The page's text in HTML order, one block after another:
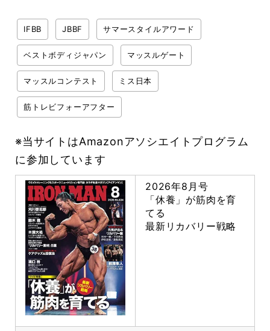
IFBB JBBF サマースタイルアワード
ベストボディジャパン マッスルゲート
マッスルコンテスト ミス日本
筋トレビフォーアフター
※当サイトはAmazonアソシエイトプログラム
に参加しています
2026年8月号
「休養」が筋肉を育
てる
最新リカバリー戦略